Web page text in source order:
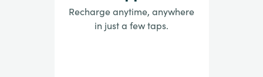
Recharge anytime, anywhere
in just a few taps.